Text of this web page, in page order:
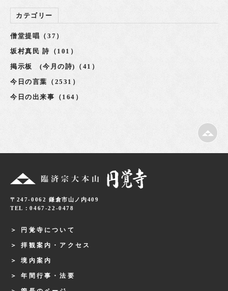
カテゴリー
僧堂提唱（37）
坂村真民 詩（101）
掲示板 (今月の詩)（41）
今日の言葉（2531）
今日の出来事（164）
〒247-0062 鎌倉市山ノ内409
TEL：0467-22-0478
円覚寺について
拝観案内・アクセス
境内案内
年間行事・法要